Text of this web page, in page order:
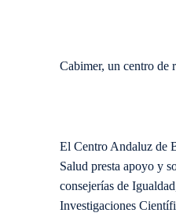
Cabimer, un centro de
El Centro Andaluz de
Salud presta apoyo y
consejerías de
Investigaciones